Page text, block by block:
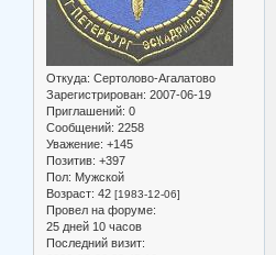
Откуда: Сертолово-Агалатово
Зарегистрирован: 2007-06-19
Приглашений: 0
Сообщений: 2258
Уважение: +145
Позитив: +397
Пол: Мужской
Возраст: 42 [1983-12-06]
Провел на форуме:
25 дней 10 часов
Последний визит: